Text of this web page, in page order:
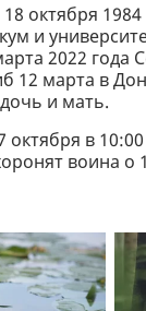
октября
и
2022 года
12 марта в
и мать.
октября в
воина